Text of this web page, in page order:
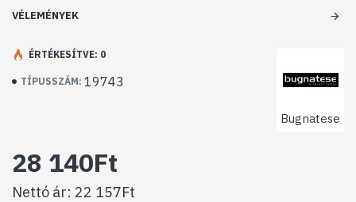
VÉLEMÉNYEK
TÍPUSSZÁM: 19743
Bugnatese
ÉRTÉKESÍTVE: 0
28 140Ft
Nettó ár: 22 157Ft